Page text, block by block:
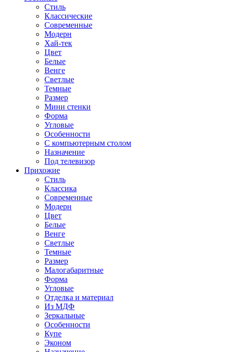
Стиль
Классические
Современные
Модерн
Хай-тек
Цвет
Белые
Венге
Светлые
Темные
Размер
Мини стенки
Форма
Угловые
Особенности
С компьютерным столом
Назначение
Под телевизор
Прихожие
Стиль
Классика
Современные
Модерн
Цвет
Белые
Венге
Светлые
Темные
Размер
Малогабаритные
Форма
Угловые
Отделка и материал
Из МДФ
Зеркальные
Особенности
Купе
Эконом